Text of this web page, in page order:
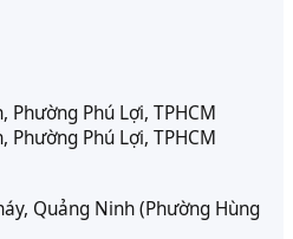
Phường Phú Lợi, TPHCM
Phường Phú Lợi, TPHCM
Quảng Ninh (Phường Hùng